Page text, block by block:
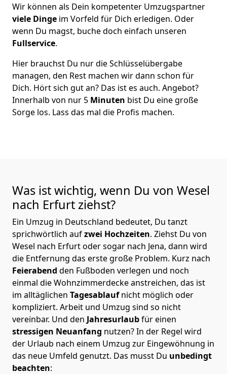
Wir können als Dein kompetenter Umzugspartner
viele Dinge im Vorfeld für Dich erledigen. Oder
wenn Du magst, buche doch einfach unseren
Fullservice.
Hier brauchst Du nur die Schlüsselübergabe
managen, den Rest machen wir dann schon für
Dich. Hört sich gut an? Das ist es auch. Angebot?
Innerhalb von nur 5 Minuten bist Du eine große
Sorge los. Lass das mal die Profis machen.
Was ist wichtig, wenn Du von Wesel
nach Erfurt ziehst?
Ein Umzug in Deutschland bedeutet, Du tanzt
sprichwörtlich aufzwei Hochzeiten. Ziehst Du von
Wesel nach Erfurt oder sogar nach Jena, dann wird
die Entfernung das erste große Problem. Kurz nach
Feierabend den Fußboden verlegen und noch
einmal die Wohnzimmerdecke anstreichen, das ist
im alltäglichen Tagesablaufnicht möglich oder
kompliziert. Arbeit und Umzug sind so nicht
vereinbar. Und den Jahresurlaubfür einen
stressigen Neuanfang nutzen? In der Regel wird
der Urlaub nach einem Umzug zur Eingewöhnung in
das neue Umfeld genutzt. Das musst Du unbedingt
beachten: